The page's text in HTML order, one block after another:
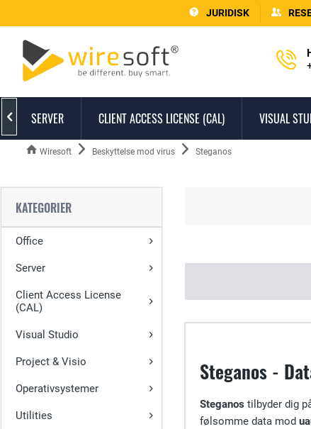
JURIDISK
SERVER CLIENT ACCESS LICENSE (CAL) VISUAL

Wiresoft Beskyttelse mod virus Steganos
KATEGORIER
Office
Server
Client Access License
(CAL)
Visual Studio
Project & Visio
Operativsystemer
Utilities
Steganos -
Steganos tilbyder dig
følsomme data mod